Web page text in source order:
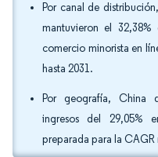
Por canal de
mantuvieron el
comercio minorista en
hasta 2031.
Por geografía, China
ingresos del 29,05%
preparada para la CAGR